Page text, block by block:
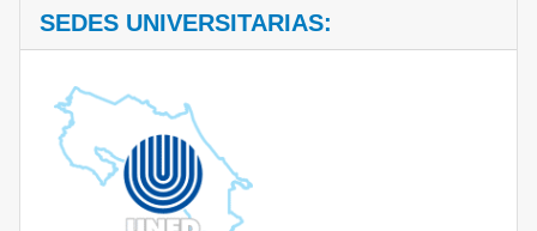
SEDES UNIVERSITARIAS: